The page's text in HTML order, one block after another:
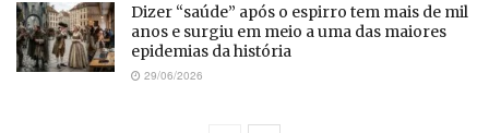
Dizer “saúde” após o espirro tem mais de mil
anos e surgiu em meio a uma das maiores
epidemias da história
29/06/2026